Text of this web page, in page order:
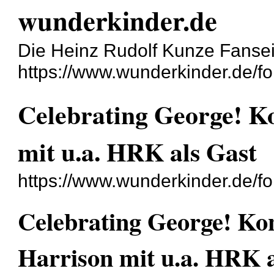
wunderkinder.de
Die Heinz Rudolf Kunze
https://www.wunderkinder.de/
Celebrating George!
mit u.a. HRK als Gast
https://www.wunderkinder.de/
Celebrating George!
Harrison mit u.a. HRK